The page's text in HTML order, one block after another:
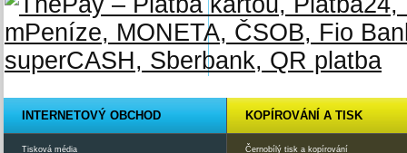
INTERNETOVÝ OBCHOD
Tisková média
KOPÍROVÁNÍ A TISK
Černobílý tisk a kopírování